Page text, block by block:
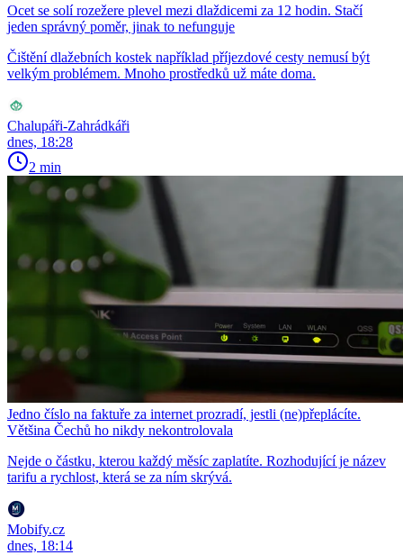
Ocet se solí rozežere plevel mezi dlaždicemi za 12 hodin. Stačí
jeden správný poměr, jinak to nefunguje
Čištění dlažebních kostek například příjezdové cesty nemusí být
velkým problémem. Mnoho prostředků už máte doma.
Chalupáři-Zahrádkáři
dnes, 18:28
2 min
Jedno číslo na faktuře za internet prozradí, jestli (ne)přeplácíte.
Většina Čechů ho nikdy nekontrolovala
Nejde o částku, kterou každý měsíc zaplatíte. Rozhodující je název
tarifu a rychlost, která se za ním skrývá.
Mobify.cz
dnes, 18:14